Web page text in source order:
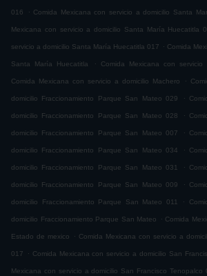
016 . Comida Mexicana con servicio a domicilio Santa
Mexicana con servicio a domicilio Santa María Huecatitla
servicio a domicilio Santa María Huecatitla 017 . Comida
Santa María Huecatitla . Comida Mexicana con
Comida Mexicana con servicio a domicilio Machero .
domicilio Fraccionamiento Parque San Mateo 029 .
domicilio Fraccionamiento Parque San Mateo 028 .
domicilio Fraccionamiento Parque San Mateo 007 .
domicilio Fraccionamiento Parque San Mateo 034 .
domicilio Fraccionamiento Parque San Mateo 031 .
domicilio Fraccionamiento Parque San Mateo 009 .
domicilio Fraccionamiento Parque San Mateo 011 .
domicilio Fraccionamiento Parque San Mateo . Comida
Estado de mexico . Comida Mexicana con servicio a
017 . Comida Mexicana con servicio a domicilio San
Mexicana con servicio a domicilio San Francisco Tenopalco